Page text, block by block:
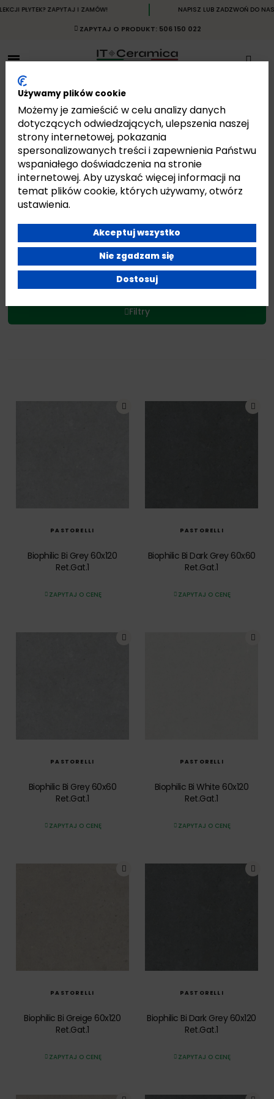
PŁYTEK? ZAPYTAJ I ZAMÓW! NAPISZ LUB ZADZWOŃ DO NAS I
ZAPYTAJ O PRODUKT: 506 150 022
BIOPHILIC
Strona główna Płytki Płytki Włoskie Płytki Pastorelli
Pokazano 1-12 z 12 pozycji
Filtry
PASTORELLI
Biophilic Bi Grey 60x120
Ret.Gat.1
ZAPYTAJ O CENĘ
SZYBKI PODGLĄD
PASTORELLI
Biophilic Bi Dark Grey 60x60
Ret.Gat.1
ZAPYTAJ O CENĘ
SZYBKI PODGLĄD
PASTORELLI
Biophilic Bi Grey 60x60
Ret.Gat.1
ZAPYTAJ O CENĘ
SZYBKI PODGLĄD
PASTORELLI
Biophilic Bi White 60x120
Ret.Gat.1
ZAPYTAJ O CENĘ
PASTORELLI
Biophilic Bi Greige 60x120
Ret.Gat.1
ZAPYTAJ O CENĘ
SZYBKI PODGLĄD
PASTORELLI
Biophilic Bi Dark Grey 60x120
Ret.Gat.1
ZAPYTAJ O CENĘ
SZYBKI PODGLĄD
Używamy plików cookie
Możemy je zamieścić w celu analizy danych
dotyczących odwiedzających, ulepszenia naszej
strony internetowej, pokazania
spersonalizowanych treści i zapewnienia Państwu
wspaniałego doświadczenia na stronie
internetowej. Aby uzyskać więcej informacji na
temat plików cookie, których używamy, otwórz
ustawienia.
Akceptuj wszystko
Nie zgadzam się
Dostosuj